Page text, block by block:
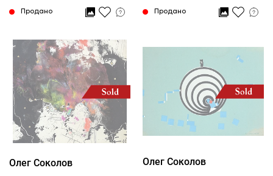
Продано Продано
Олег Соколов
Олег Соколов